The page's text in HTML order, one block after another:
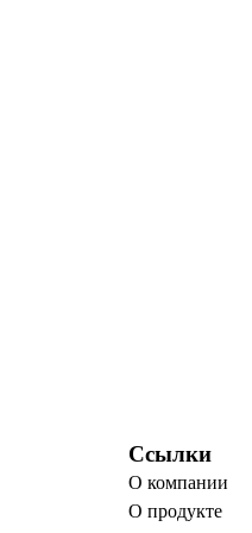
Ссылки
О компании
О продукте